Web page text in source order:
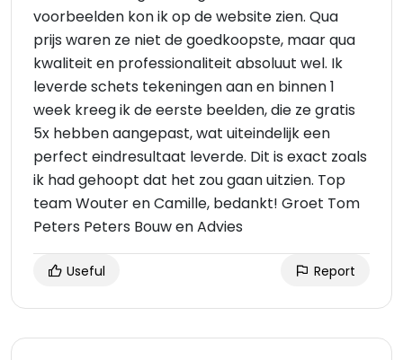
voorbeelden kon ik op de website zien. Qua
prijs waren ze niet de goedkoopste, maar qua
kwaliteit en professionaliteit absoluut wel. Ik
leverde schets tekeningen aan en binnen 1
week kreeg ik de eerste beelden, die ze gratis
5x hebben aangepast, wat uiteindelijk een
perfect eindresultaat leverde. Dit is exact zoals
ik had gehoopt dat het zou gaan uitzien. Top
team Wouter en Camille, bedankt! Groet Tom
Peters Peters Bouw en Advies
Useful Report